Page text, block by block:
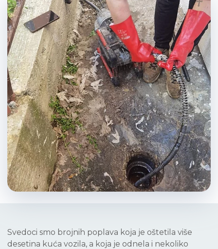
Svedoci smo brojnih poplava koja je oštetila više
desetina kuća vozila, a koja je odnela i nekoliko